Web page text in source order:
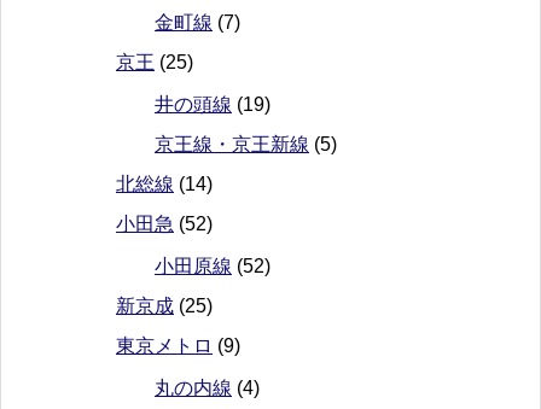
金町線 (7)
京王 (25)
井の頭線 (19)
京王線・京王新線 (5)
北総線 (14)
小田急 (52)
小田原線 (52)
新京成 (25)
東京メトロ (9)
丸の内線 (4)